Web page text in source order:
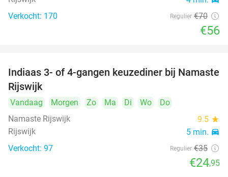
Verkocht: 170 Regulier €70
€56
29%
Indiaas 3- of 4-gangen keuzediner bij Namaste
Rijswijk
Vandaag Morgen Zo Ma Di Wo
Do
Namaste Rijswijk
9.5 star
Rijswijk 5 min. directions_car
Verkocht: 97 Regulier €35
€24,95